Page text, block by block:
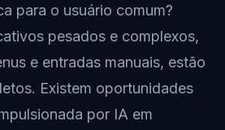
para o usuário comum?
pesados e complexos,
e entradas manuais, estão
Existem oportunidades
por IA em